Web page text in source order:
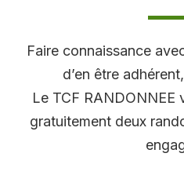
Faire connaissance
d’en être
Le TCF RANDONNEE
gratuitement deux